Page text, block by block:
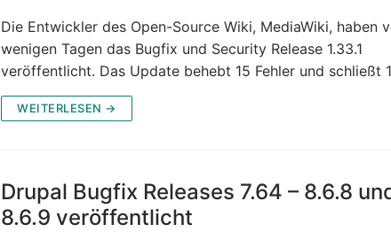
Die Entwickler des Open-Source Wiki, MediaWiki, haben
wenigen Tagen das Bugfix und Security Release 1.33.1
veröffentlicht. Das Update behebt 15 Fehler und schließt
WEITERLESEN →
Drupal Bugfix Releases 7.64 – 8.6.8
8.6.9 veröffentlicht